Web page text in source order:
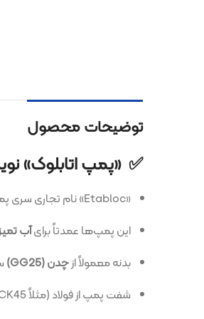
توضیحات محصول
✅ «پمپ اتابلوک» نوید موتور
این پمپ‌ها عمدتاً برایآب تمیزطراحی
بدنه معمولاً ازچدن (GG25)
ساخته
شفت پمپ از فولاد (مثلاً CK45) است تا مقاومت مناسبی داشته باشد.